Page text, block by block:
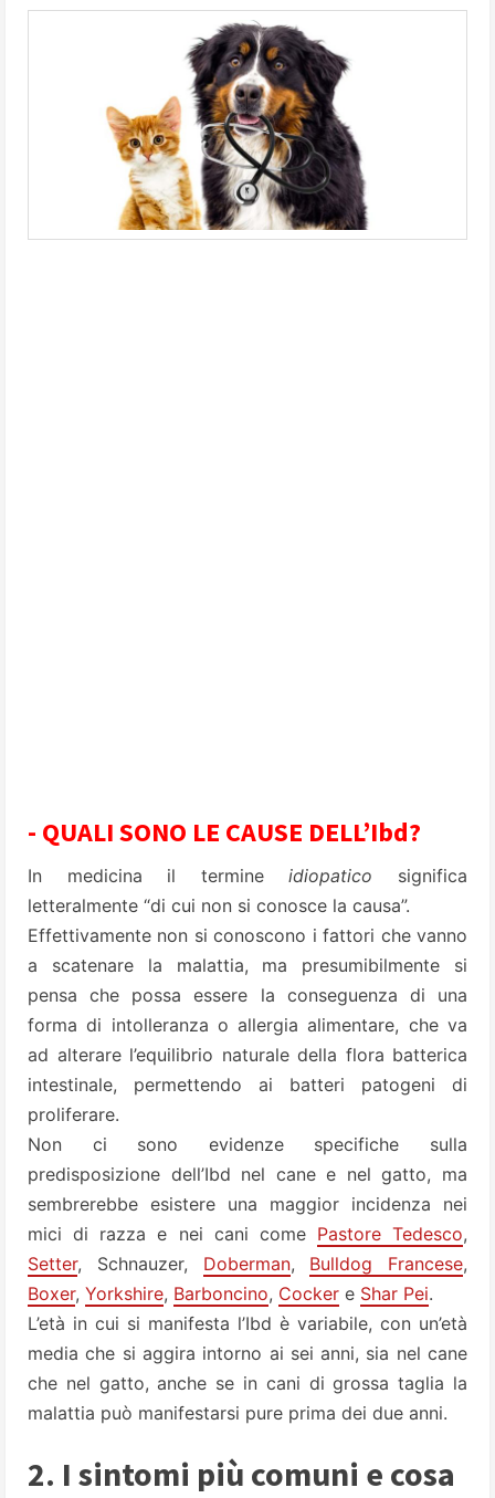
- QUALI SONO LE CAUSE DELL’Ibd?
In medicina il termineidiopatico significa
letteralmente “di cui non si conosce la causa”.
Effettivamente non si conoscono i fattori che vanno
a scatenare la malattia, ma presumibilmente si
pensa che possa essere la conseguenza di una
forma di intolleranza o allergia alimentare, che va
ad alterare l’equilibrio naturale della flora batterica
intestinale, permettendo ai batteri patogeni di
proliferare.
Non ci sono evidenze specifiche sulla
predisposizione dell’Ibd nel cane e nel gatto, ma
sembrerebbe esistere una maggior incidenza nei
mici di razza e nei cani come Pastore Tedesco,
Setter, Schnauzer, Doberman, Bulldog Francese,
Boxer, Yorkshire, Barboncino, Cocker e Shar Pei.
L’età in cui si manifesta l’Ibd è variabile, con un’età
media che si aggira intorno ai sei anni, sia nel cane
che nel gatto, anche se in cani di grossa taglia la
malattia può manifestarsi pure prima dei due anni.
2. I sintomi più comuni e cosa